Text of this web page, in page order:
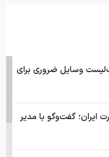
وسایل ضروری برای
ایران؛ گفت‌وگو با مدیر